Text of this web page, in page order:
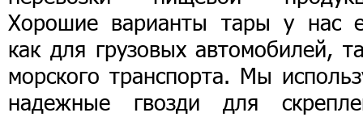
Хорошие варианты тары у нас
как для грузовых автомобилей,
морского транспорта. Мы
надежные гвозди для